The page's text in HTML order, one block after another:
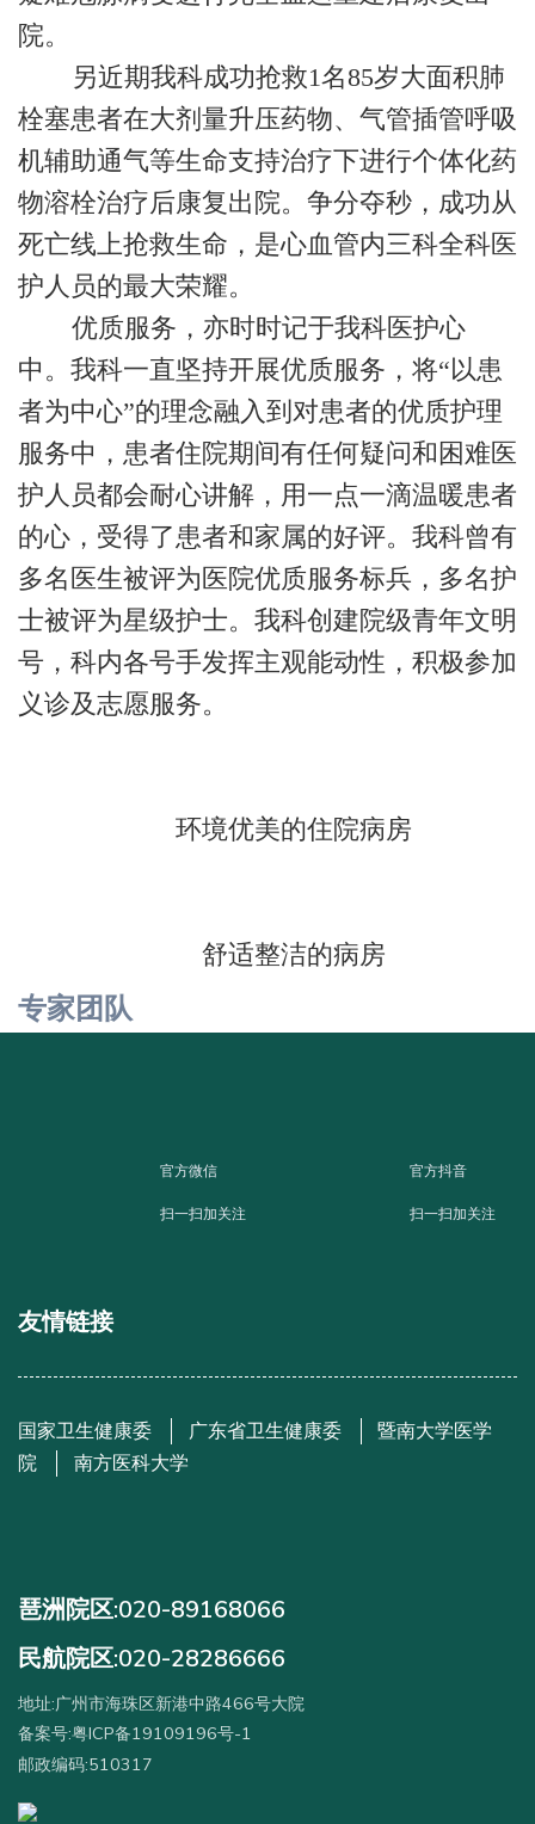
院。
另近期我科成功抢救1名85岁大面积肺
栓塞患者在大剂量升压药物、气管插管呼吸
机辅助通气等生命支持治疗下进行个体化药
物溶栓治疗后康复出院。争分夺秒，成功从
死亡线上抢救生命，是心血管内三科全科医
护人员的最大荣耀。
优质服务，亦时时记于我科医护心
中。我科一直坚持开展优质服务，将“以患
者为中心”的理念融入到对患者的优质护理
服务中，患者住院期间有任何疑问和困难医
护人员都会耐心讲解，用一点一滴温暖患者
的心，受得了患者和家属的好评。我科曾有
多名医生被评为医院优质服务标兵，多名护
士被评为星级护士。我科创建院级青年文明
号，科内各号手发挥主观能动性，积极参加
义诊及志愿服务。
环境优美的住院病房
舒适整洁的病房
专家团队
官方微信
扫一扫加关注
官方抖音
扫一扫加关注
友情链接
国家卫生健康委 广东省卫生健康委
暨南大学医学
院
南方医科大学
琶洲院区:020-89168066
民航院区:020-28286666
地址:广州市海珠区新港中路466号大院
备案号:粤ICP备19109196号-1
邮政编码:510317